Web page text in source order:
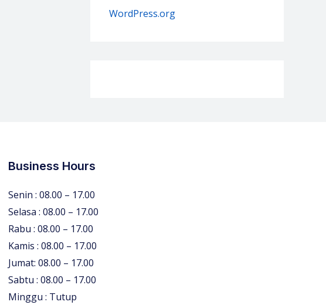
WordPress.org
Business Hours
Senin : 08.00 – 17.00
Selasa : 08.00 – 17.00
Rabu : 08.00 – 17.00
Kamis : 08.00 – 17.00
Jumat: 08.00 – 17.00
Sabtu : 08.00 – 17.00
Minggu : Tutup